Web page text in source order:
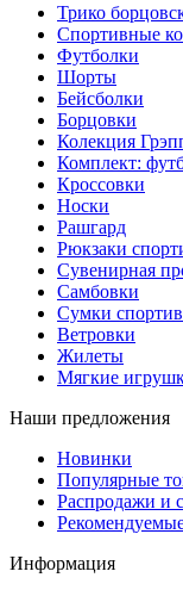
Трико
Спортивные
Футболки
Шорты
Бейсболки
Борцовки
Колекция
Комплект:
Кроссовки
Носки
Рашгард
Рюкзаки
Сувенирная
Самбовки
Сумки
Ветровки
Жилеты
Мягкие
Наши предложения
Новинки
Популярные
Распродажи и
Информация